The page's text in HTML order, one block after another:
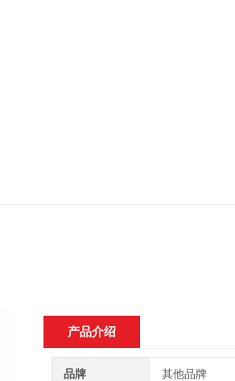
产品介绍
品牌 其他品牌